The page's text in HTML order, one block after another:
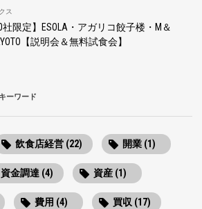
ス
社限定】ESOLA・アガリコ餃子楼・M＆
【説明会＆無料試食会】
ーワード
飲食店経営 (22) 開業 (1)
資金調達 (4) 資産 (1)
費用 (4) 買収 (17)